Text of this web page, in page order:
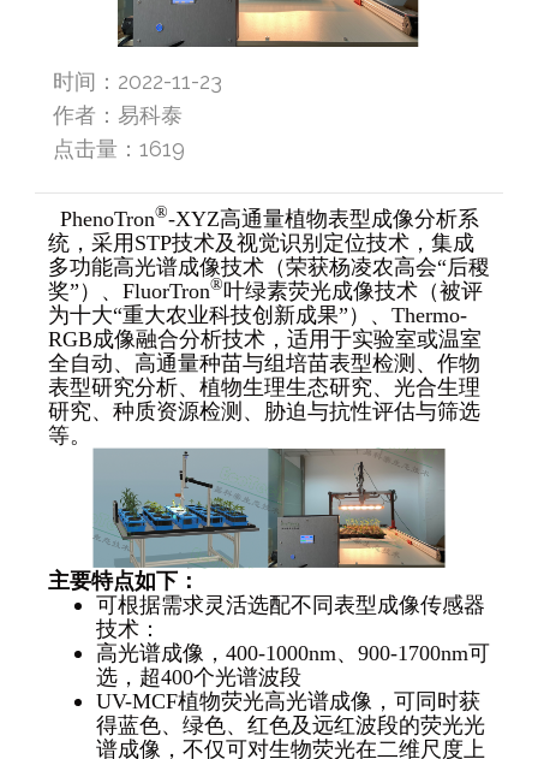
时间：2022-11-23
作者：易科泰
点击量：1619
PhenoTron®-XYZ高通量植物表型成像分析系
统，采用STP技术及视觉识别定位技术，集成
多功能高光谱成像技术（荣获杨凌农高会“后稷
奖”）、FluorTron®叶绿素荧光成像技术（被评
为十大“重大农业科技创新成果”）、Thermo-
RGB成像融合分析技术，适用于实验室或温室
全自动、高通量种苗与组培苗表型检测、作物
表型研究分析、植物生理生态研究、光合生理
研究、种质资源检测、胁迫与抗性评估与筛选
等。
主要特点如下：
可根据需求灵活选配不同表型成像传感器
技术：
高光谱成像，400-1000nm、900-1700nm可
选，超400个光谱波段
UV-MCF植物荧光高光谱成像，可同时获
得蓝色、绿色、红色及远红波段的荧光光
谱成像，不仅可对生物荧光在二维尺度上